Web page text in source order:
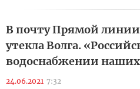
В почту Прямой
утекла Волга.
водоснабжении наших
24.06.2021 7:32